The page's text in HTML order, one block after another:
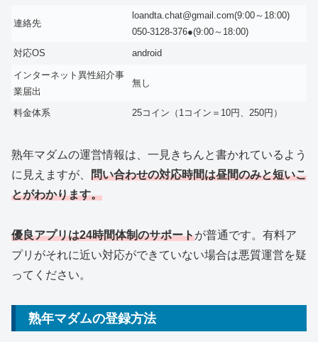
連絡先
loandta.chat@gmail.com(9:00～18:00)
050-3128-376●(9:00～18:00)
対応OS
android
インターネット異性紹介事
業届出
無し
料金体系 25コイン（1コイン＝10円、250円）
熟年マダムの運営情報は、一見きちんと書かれているよう
に見えますが、 問い合わせの対応時間は昼間のみと短いこ
とがわかります。
優良アプリは24時間体制のサポートが普通です。有料ア
プリがそれに近い対応ができていない場合は悪質運営を疑
ってください。
熟年マダムの登録方法